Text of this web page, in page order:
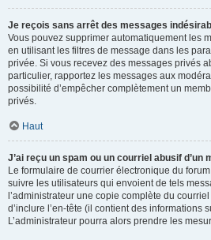
Je reçois sans arrêt des messages
Vous pouvez supprimer automatiquement les
en utilisant les filtres de message dans les
privée. Si vous recevez des messages privés
particulier, rapportez les messages aux
possibilité d’empêcher complètement un
privés.
Haut
J’ai reçu un spam ou un courriel abusif d’un
Le formulaire de courrier électronique du
suivre les utilisateurs qui envoient de tels
l’administrateur une copie complète du
d’inclure l’en-tête (il contient des informations
L’administrateur pourra alors prendre les